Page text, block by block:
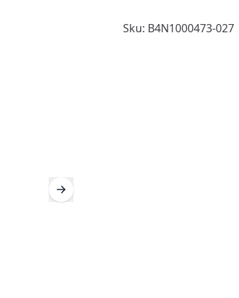
Sku: B4N1000473-027